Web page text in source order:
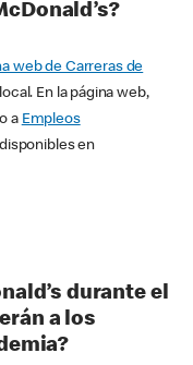
web de Carreras de
En la página web,
a Empleos
en
durante el
a los